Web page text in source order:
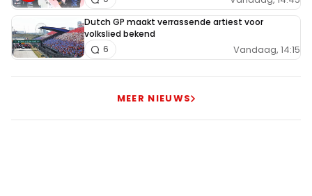
Dutch GP maakt verrassende artiest voor
volkslied bekend
Vandaag, 14:15
6
MEER NIEUWS